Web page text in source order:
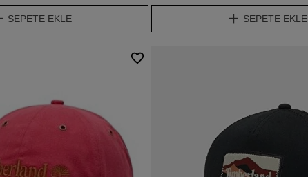
SEPETE EKLE SEPETE EKLE